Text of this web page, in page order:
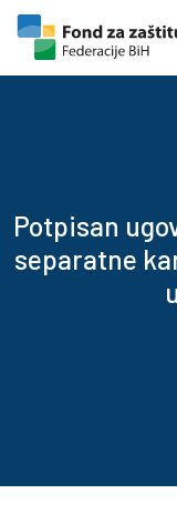
Skip to content
Skip to footer
Potpisan
separatne